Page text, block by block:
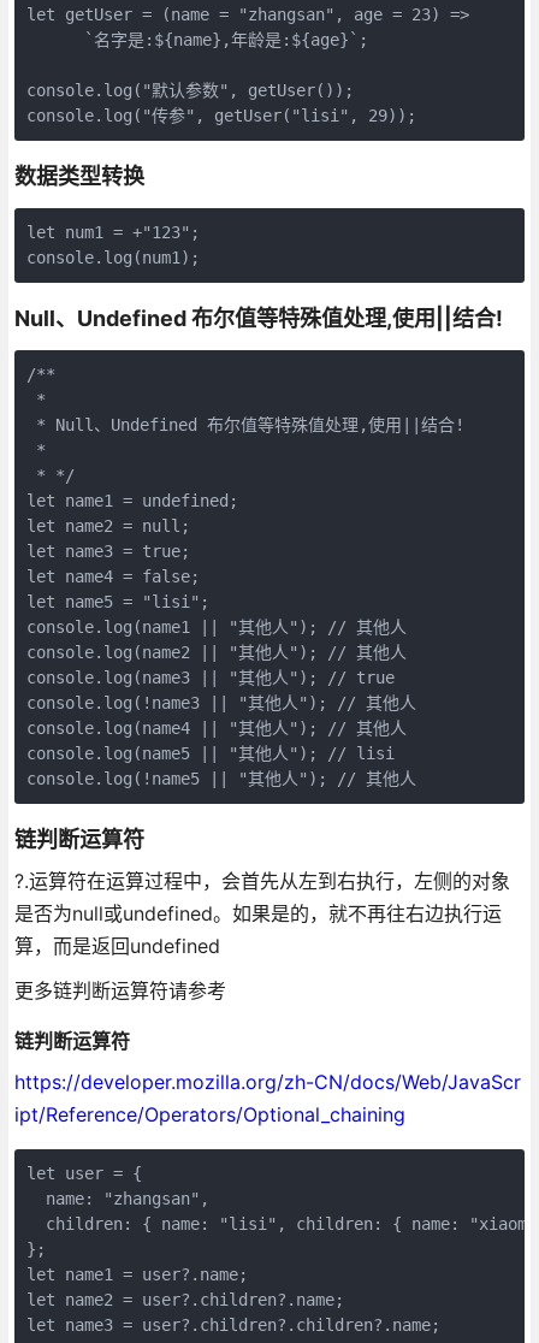
let getUser = (name = "zhangsan", age = 23) =>
      `名字是:${name},年龄是:${age}`;
console.log("默认参数", getUser());
console.log("传参", getUser("lisi", 29));
数据类型转换
let num1 = +"123";
console.log(num1);
Null、Undefined 布尔值等特殊值处理,使用||结合!
/**
*
* Null、Undefined 布尔值等特殊值处理,使用||结合!
*
* */
let name1 = undefined;
let name2 = null;
let name3 = true;
let name4 = false;
let name5 = "lisi";
console.log(name1 || "其他人"); // 其他人
console.log(name2 || "其他人"); // 其他人
console.log(name3 || "其他人"); // true
console.log(!name3 || "其他人"); // 其他人
console.log(name4 || "其他人"); // 其他人
console.log(name5 || "其他人"); // lisi
console.log(!name5 || "其他人"); // 其他人
链判断运算符
?.运算符在运算过程中，会首先从左到右执行，左侧的对象
是否为null或undefined。如果是的，就不再往右边执行运
算，而是返回undefined
更多链判断运算符请参考
链判断运算符
https://developer.mozilla.org/zh-CN/docs/Web/JavaScr
ipt/Reference/Operators/Optional_chaining
let user = {
  name: "zhangsan",
children: { name: "lisi", children: { name:
};
let name1 = user?.name;
let name2 = user?.children?.name;
let name3 = user?.children?.children?.name;